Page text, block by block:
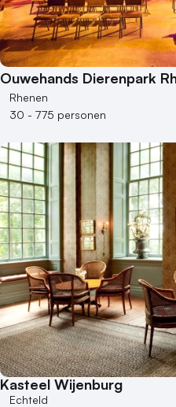
Ouwehands Dierenpark
Rhenen
30 - 775 personen
Kasteel Wijenburg
Echteld